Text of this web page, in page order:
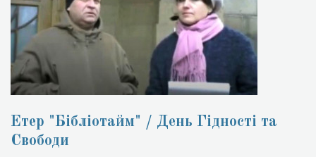
Етер "Бібліотайм" / День Гідності та
Свободи